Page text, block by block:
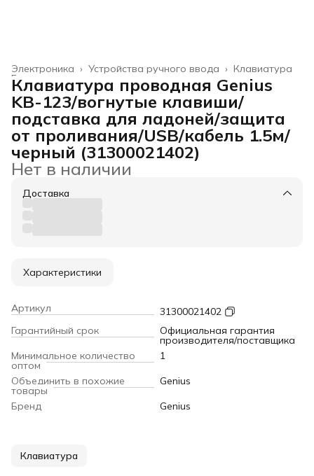
Клавиатура
Устройства ручного ввода ›
Электроника ›
Главная
Клавиатура проводная Genius
KB-123/вогнутые клавиши/
подставка для ладоней/защита
от проливания/USB/кабель 1.5м/
черный (31300021402)
Нет в наличии
Доставка
Характеристики
Артикул
31300021402
Гарантийный срок
Официальная гарантия
производителя/поставщика
Минимальное количество
оптом
1
Объединить в похожие
товары
Genius
Бренд
Genius
Клавиатура